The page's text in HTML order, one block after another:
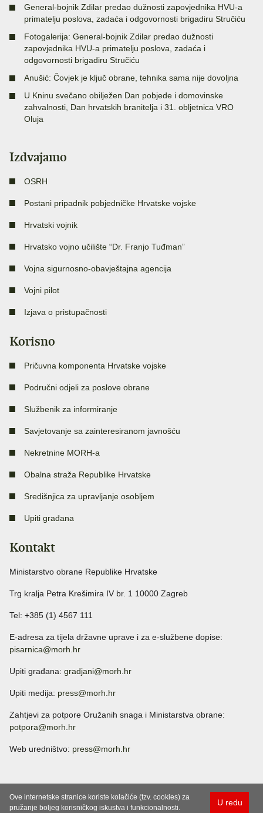
General-bojnik Zdilar predao dužnosti zapovjednika HVU-a
primatelju poslova, zadaća i odgovornosti brigadiru Stručiću
Fotogalerija: General-bojnik Zdilar predao dužnosti
zapovjednika HVU-a primatelju poslova, zadaća i
odgovornosti brigadiru Stručiću
Anušić: Čovjek je ključ obrane, tehnika sama nije dovoljna
U Kninu svečano obilježen Dan pobjede i domovinske
zahvalnosti, Dan hrvatskih branitelja i 31. obljetnica VRO
Oluja
Izdvajamo
OSRH
Postani pripadnik pobjedničke Hrvatske vojske
Hrvatski vojnik
Hrvatsko vojno učilište “Dr. Franjo Tuđman”
Vojna sigurnosno-obavještajna agencija
Vojni pilot
Izjava o pristupačnosti
Korisno
Pričuvna komponenta Hrvatske vojske
Područni odjeli za poslove obrane
Službenik za informiranje
Savjetovanje sa zainteresiranom javnošću
Nekretnine MORH-a
Obalna straža Republike Hrvatske
Središnjica za upravljanje osobljem
Upiti građana
Kontakt
Ministarstvo obrane Republike Hrvatske
Trg kralja Petra Krešimira IV br. 1 10000 Zagreb
Tel: +385 (1) 4567 111
E-adresa za tijela državne uprave i za e-službene dopise:
pisarnica@morh.hr
Upiti građana: gradjani@morh.hr
Upiti medija: press@morh.hr
Zahtjevi za potpore Oružanih snaga i Ministarstva obrane:
potpora@morh.hr
Web uredništvo: press@morh.hr
U redu
Ove internetske stranice koriste kolačiće (tzv. cookies) za
pružanje boljeg korisničkog iskustva i funkcionalnosti.